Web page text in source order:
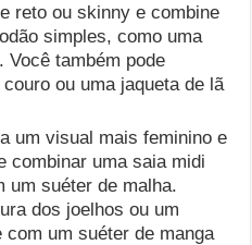
reto ou skinny e combine
simples, como uma
Você também pode
ou uma jaqueta de lã
um visual mais feminino e
combinar uma saia midi
um suéter de malha.
dos joelhos ou um
com um suéter de manga